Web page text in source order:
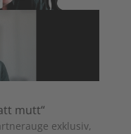
mutt“
exklusiv,